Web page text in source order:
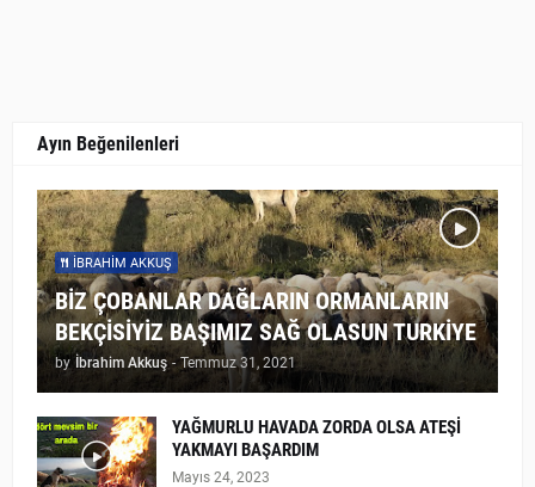
Ayın Beğenilenleri
İBRAHIM AKKUŞ
BİZ ÇOBANLAR DAĞLARIN ORMANLARIN
BEKÇİSİYİZ BAŞIMIZ SAĞ OLASUN TURKİYE
by İbrahim Akkuş - Temmuz 31, 2021
YAĞMURLU HAVADA ZORDA OLSA ATEŞİ
YAKMAYI BAŞARDIM
Mayıs 24, 2023